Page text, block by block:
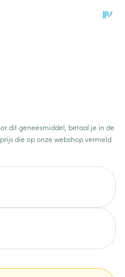
dit geneesmiddel, betaal je in de
die op onze webshop vermeld